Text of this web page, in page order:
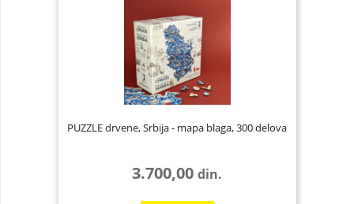
PUZZLE drvene, Srbija - mapa blaga, 300 delova
3.700,00din.